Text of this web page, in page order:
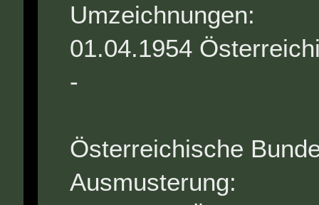
01.04.1954
-
Österreichische